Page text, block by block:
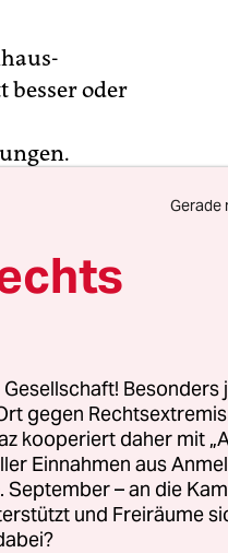
besser oder
sei,
wird“.
Gerade
Besonders
gegen
kooperiert daher mit
Einnahmen aus
September – an die
und Freiräume